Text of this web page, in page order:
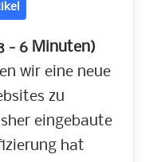
- 6 Minuten)
wir eine neue
zu
eingebaute
hat